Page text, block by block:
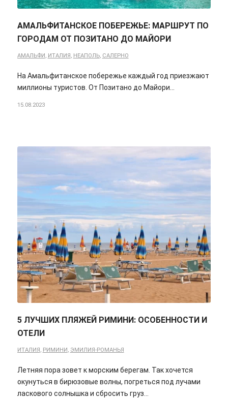
АМАЛЬФИТАНСКОЕ ПОБЕРЕЖЬЕ: МАРШРУТ ПО
ГОРОДАМ ОТ ПОЗИТАНО ДО МАЙОРИ
АМАЛЬФИ , ИТАЛИЯ , НЕАПОЛЬ, САЛЕРНО
На Амальфитанское побережье каждый год приезжают
миллионы туристов. От Позитано до Майори...
15.08.2023
5 ЛУЧШИХ ПЛЯЖЕЙ РИМИНИ: ОСОБЕННОСТИ И
ОТЕЛИ
ИТАЛИЯ, РИМИНИ, ЭМИЛИЯ-РОМАНЬЯ
Летняя пора зовет к морским берегам. Так хочется
окунуться в бирюзовые волны, погреться под лучами
ласкового солнышка и сбросить груз…